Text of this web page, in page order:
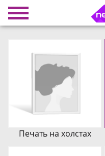
Печать на холстах